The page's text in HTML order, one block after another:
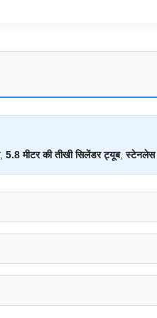
, 5.8 मीटर की तीखी सिलेंडर ट्यूब,स्टेनलेस